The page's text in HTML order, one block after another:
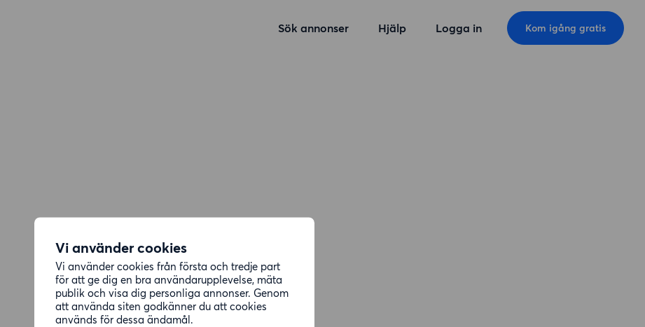
Vi använder cookies
Vi använder cookies från första och tredje part
för att ge dig en bra användarupplevelse, mäta
publik och visa dig personliga annonser. Genom
att använda siten godkänner du att cookies
används för dessa ändamål.
Sök annonser Hjälp Logga in Kom igång gratis